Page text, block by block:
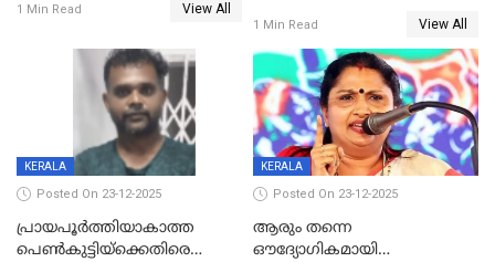
രൂക്ഷം
1 Min Read View All
ഗുരുതരാവസ്ഥയിൽ
1 Min Read View All
KERALA
Posted On 23-12-2025
പ്രായപൂർത്തിയാകാത്ത
പെൺകുട്ടിയ്ക്കെതിരെ
KERALA
Posted On 23-12-2025
ആരും തന്നെ
ഔദ്യോഗികമായി